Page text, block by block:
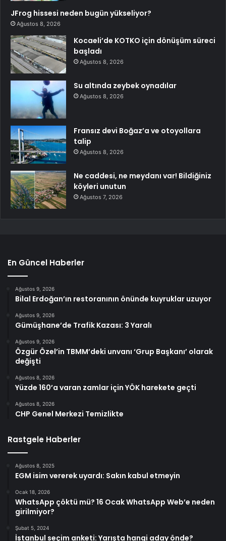
JFrog hissesi neden bugün yükseliyor?
Ağustos 8, 2026
Kocaeli’de KOTKO için dönüşüm süreci
başladı
Ağustos 8, 2026
Su altında zeybek oynadılar
Ağustos 8, 2026
Fransız devi Boğaz’a ve otoyollara
talip
Ağustos 8, 2026
Ne caddesi, ne meydanı var! Bildiğiniz
köyleri unutun
Ağustos 7, 2026
En Güncel Haberler
Ağustos 9, 2026
Bilal Erdoğan’ın restoranının önünde kuyruklar uzuyor
Ağustos 9, 2026
Gümüşhane’de Trafik Kazası: 3 Yaralı
Ağustos 9, 2026
Özgür Özel’in TBMM’deki unvanı ‘Grup Başkanı’ olarak
değişti
Ağustos 8, 2026
Yüzde 160’a varan zamlar için YÖK harekete geçti
Ağustos 8, 2026
CHP Genel Merkezi Temizlikte
Rastgele Haberler
Ağustos 8, 2025
EGM isim vererek uyardı: Sakın kabul etmeyin
Ocak 18, 2026
WhatsApp çöktü mü? 16 Ocak WhatsApp Web’e neden
girilmiyor?
Şubat 5, 2024
İstanbul seçim anketi: Yarışta hangi aday önde?